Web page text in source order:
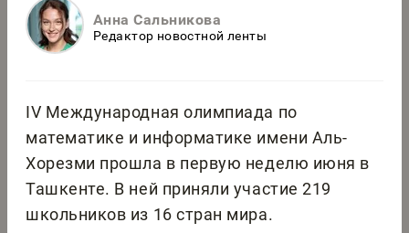
Анна Сальникова
Редактор новостной ленты
IV Международная олимпиада по
математике и информатике имени Аль-
Хорезми прошла в первую неделю июня в
Ташкенте. В ней приняли участие 219
школьников из 16 стран мира.